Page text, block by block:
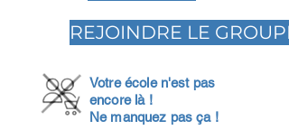
REJOINDRE LE GROUPE
Votre école n'est pas
encore là !
Ne manquez pas ça !